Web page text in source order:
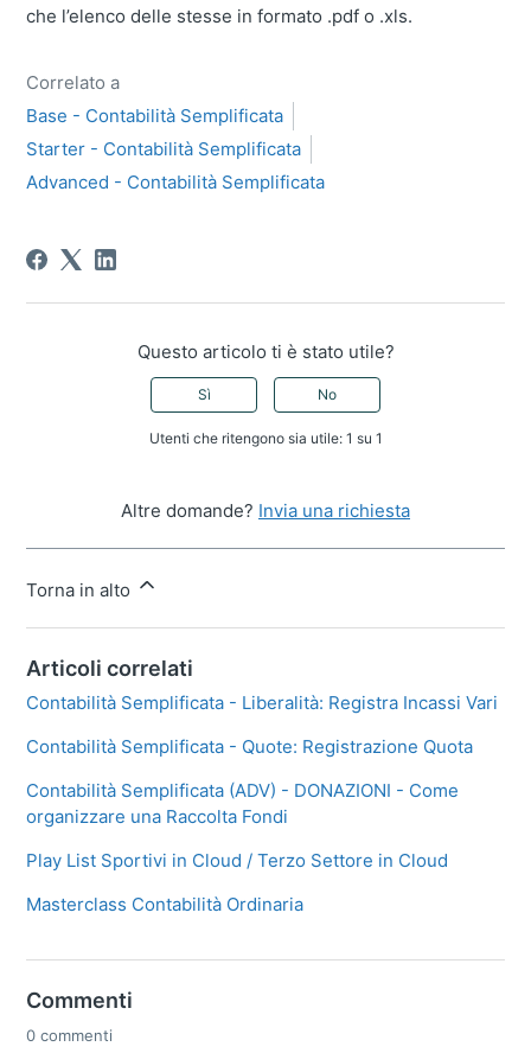
che l’elenco delle stesse in formato .pdf o .xls.
Correlato a
Base - Contabilità Semplificata
Starter - Contabilità Semplificata
Advanced - Contabilità Semplificata
Questo articolo ti è stato utile?
Sì No
Utenti che ritengono sia utile: 1 su 1
Altre domande? Invia una richiesta
Torna in alto
Articoli correlati
Contabilità Semplificata - Liberalità: Registra Incassi Vari
Contabilità Semplificata - Quote: Registrazione Quota
Contabilità Semplificata (ADV) - DONAZIONI - Come
organizzare una Raccolta Fondi
Play List Sportivi in Cloud / Terzo Settore in Cloud
Masterclass Contabilità Ordinaria
Commenti
0 commenti